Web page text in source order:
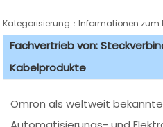
Kategorisierung：Informationen
Fachvertrieb von:
Kabelprodukte
Omron als weltweit